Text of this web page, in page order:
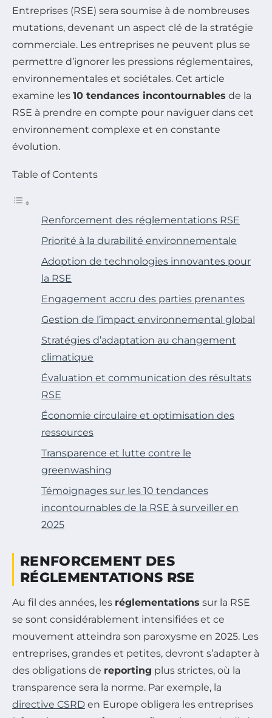
Entreprises (RSE) sera soumise à de nombreuses
mutations, devenant un aspect clé de la stratégie
commerciale. Les entreprises ne peuvent plus se
permettre d’ignorer les pressions réglementaires,
environnementales et sociétales. Cet article
examine les 10 tendances incontournables de la
RSE à prendre en compte pour naviguer dans cet
environnement complexe et en constante
évolution.
Table of Contents
Renforcement des réglementations RSE
Priorité à la durabilité environnementale
Adoption de technologies innovantes pour
la RSE
Engagement accru des parties prenantes
Gestion de l’impact environnemental global
Stratégies d’adaptation au changement
climatique
Évaluation et communication des résultats
RSE
Économie circulaire et optimisation des
ressources
Transparence et lutte contre le
greenwashing
Témoignages sur les 10 tendances
incontournables de la RSE à surveiller en
2025
RENFORCEMENT DES
RÉGLEMENTATIONS RSE
Au fil des années, les réglementations sur la RSE
se sont considérablement intensifiées et ce
mouvement atteindra son paroxysme en 2025. Les
entreprises, grandes et petites, devront s’adapter à
des obligations de reporting plus strictes, où la
transparence sera la norme. Par exemple, la
directive CSRD en Europe obligera les entreprises